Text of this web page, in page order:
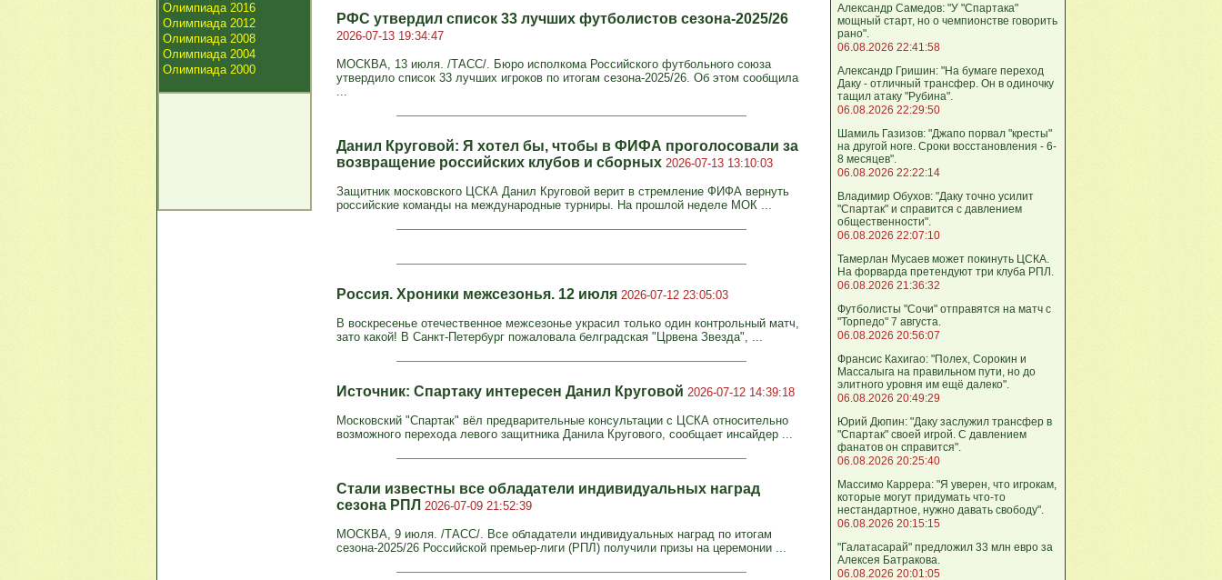
Олимпиада 2016
Олимпиада 2012
Олимпиада 2008
Олимпиада 2004
Олимпиада 2000
РФС утвердил список 33 лучших футболистов сезона-2025/26
2026-07-13 19:34:47
МОСКВА, 13 июля. /ТАСС/. Бюро исполкома Российского футбольного союза
утвердило список 33 лучших игроков по итогам сезона-2025/26. Об этом сообщила
...
Данил Круговой: Я хотел бы, чтобы в ФИФА проголосовали за
возвращение российских клубов и сборных 2026-07-13 13:10:03
Защитник московского ЦСКА Данил Круговой верит в стремление ФИФА вернуть
российские команды на международные турниры. На прошлой неделе МОК ...
Россия. Хроники межсезонья. 12 июля 2026-07-12 23:05:03
В воскресенье отечественное межсезонье украсил только один контрольный матч,
зато какой! В Санкт-Петербург пожаловала белградская "Црвена Звезда", ...
Источник: Спартаку интересен Данил Круговой 2026-07-12 14:39:18
Московский "Спартак" вёл предварительные консультации с ЦСКА относительно
возможного перехода левого защитника Данила Кругового, сообщает инсайдер ...
Стали известны все обладатели индивидуальных наград
сезона РПЛ 2026-07-09 21:52:39
МОСКВА, 9 июля. /ТАСС/. Все обладатели индивидуальных наград по итогам
сезона-2025/26 Российской премьер-лиги (РПЛ) получили призы на церемонии ...
Александр Самедов: "У "Спартака"
мощный старт, но о чемпионстве говорить
рано".
06.08.2026 22:41:58
Александр Гришин: "На бумаге переход
Даку - отличный трансфер. Он в одиночку
тащил атаку "Рубина".
06.08.2026 22:29:50
Шамиль Газизов: "Джапо порвал "кресты"
на другой ноге. Сроки восстановления - 6-
8 месяцев".
06.08.2026 22:22:14
Владимир Обухов: "Даку точно усилит
"Спартак" и справится с давлением
общественности".
06.08.2026 22:07:10
Тамерлан Мусаев может покинуть ЦСКА.
На форварда претендуют три клуба РПЛ.
06.08.2026 21:36:32
Футболисты "Сочи" отправятся на матч с
"Торпедо" 7 августа.
06.08.2026 20:56:07
Франсис Кахигао: "Полех, Сорокин и
Массалыга на правильном пути, но до
элитного уровня им ещё далеко".
06.08.2026 20:49:29
Юрий Дюпин: "Даку заслужил трансфер в
"Спартак" своей игрой. С давлением
фанатов он справится".
06.08.2026 20:25:40
Массимо Каррера: "Я уверен, что игрокам,
которые могут придумать что-то
нестандартное, нужно давать свободу".
06.08.2026 20:15:15
"Галатасарай" предложил 33 млн евро за
Алексея Батракова.
06.08.2026 20:01:05